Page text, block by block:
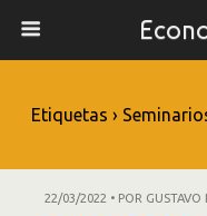
Etiquetas ›
22/03/2022 • POR GUSTAVO